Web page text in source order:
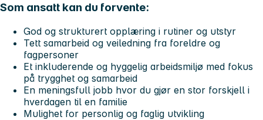
Som ansatt kan du forvente:
God og strukturert opplæring i rutiner og utstyr
Tett samarbeid og veiledning fra foreldre og
fagpersoner
Et inkluderende og hyggelig arbeidsmiljø med fokus
på trygghet og samarbeid
En meningsfull jobb hvor du gjør en stor forskjell i
hverdagen til en familie
Mulighet for personlig og faglig utvikling